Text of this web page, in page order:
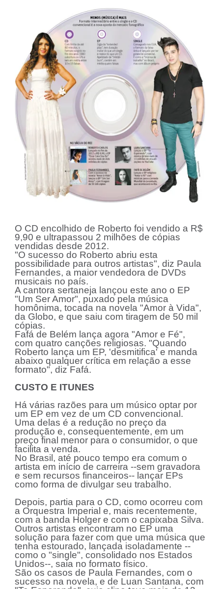
O CD encolhido de Roberto foi vendido a R$
9,90 e ultrapassou 2 milhões de cópias
vendidas desde 2012.
"O sucesso do Roberto abriu esta
possibilidade para outros artistas", diz Paula
Fernandes, a maior vendedora de DVDs
musicais no país.
A cantora sertaneja lançou este ano o EP
"Um Ser Amor", puxado pela música
homônima, tocada na novela "Amor à Vida",
da Globo, e que saiu com tiragem de 50 mil
cópias.
Fafá de Belém lança agora "Amor e Fé",
com quatro canções religiosas. "Quando
Roberto lança um EP, 'desmitifica' e manda
abaixo qualquer crítica em relação a esse
formato", diz Fafá.
CUSTO E ITUNES
Há várias razões para um músico optar por
um EP em vez de um CD convencional.
Uma delas é a redução no preço da
produção e, consequentemente, em um
preço final menor para o consumidor, o que
facilita a venda.
No Brasil, até pouco tempo era comum o
artista em início de carreira --sem gravadora
e sem recursos financeiros-- lançar EPs
como forma de divulgar seu trabalho.
Depois, partia para o CD, como ocorreu com
a Orquestra Imperial e, mais recentemente,
com a banda Holger e com o capixaba Silva.
Outros artistas encontram no EP uma
solução para fazer com que uma música que
tenha estourado, lançada isoladamente --
como o "single", consolidado nos Estados
Unidos--, saia no formato físico.
São os casos de Paula Fernandes, com o
sucesso na novela, e de Luan Santana, com